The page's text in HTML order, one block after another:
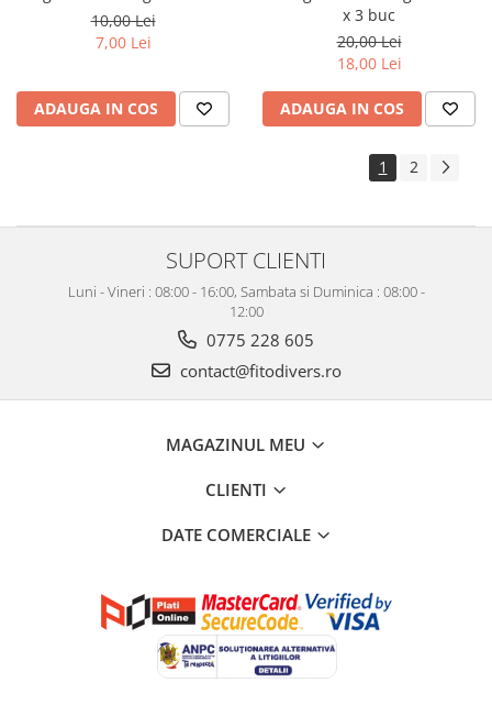
10,00 Lei
7,00 Lei
ADAUGA IN COS
x 3 buc
20,00 Lei
18,00 Lei
ADAUGA IN COS
1 2
SUPORT CLIENTI
Luni - Vineri : 08:00 - 16:00, Sambata si Duminica : 08:00 -
12:00
0775 228 605
contact@fitodivers.ro
MAGAZINUL MEU
CLIENTI
DATE COMERCIALE